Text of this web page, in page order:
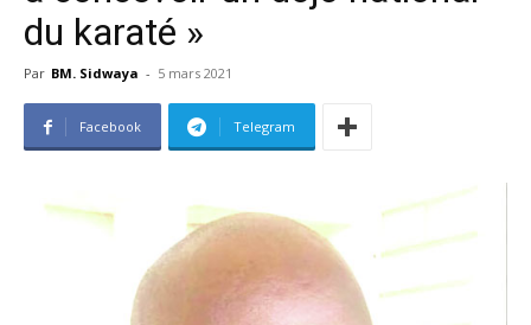
du karaté »
Par BM. Sidwaya - 5 mars 2021
Facebook Telegram